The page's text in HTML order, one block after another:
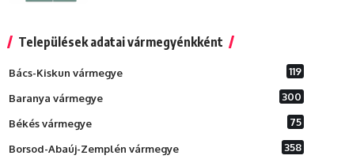
Települések adatai vármegyénkként
Bács-Kiskun vármegye 119
Baranya vármegye 300
Békés vármegye 75
Borsod-Abaúj-Zemplén vármegye 358